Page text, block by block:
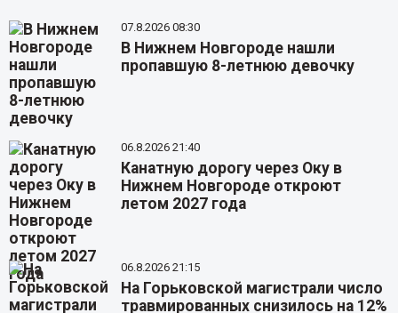
07.8.2026 08:30
В Нижнем Новгороде нашли
пропавшую 8-летнюю девочку
06.8.2026 21:40
Канатную дорогу через Оку в
Нижнем Новгороде откроют
летом 2027 года
06.8.2026 21:15
На Горьковской магистрали число
травмированных снизилось на 12%